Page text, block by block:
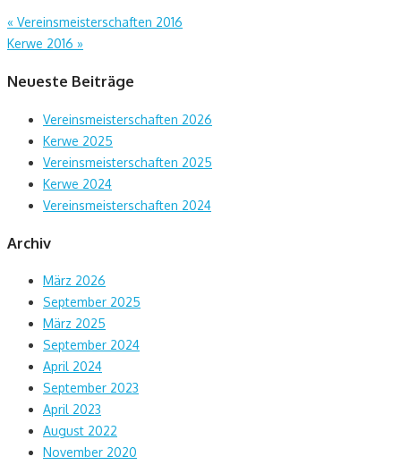
Beitragsnavigation
« Vereinsmeisterschaften 2016
Kerwe 2016 »
Neueste Beiträge
Vereinsmeisterschaften 2026
Kerwe 2025
Vereinsmeisterschaften 2025
Kerwe 2024
Vereinsmeisterschaften 2024
Archiv
März 2026
September 2025
März 2025
September 2024
April 2024
September 2023
April 2023
August 2022
November 2020